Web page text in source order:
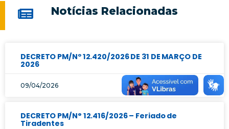
Notícias Relacionadas
DECRETO PM/Nº 12.420/2026 DE 31 DE MARÇO DE
2026
09/04/2026
DECRETO PM/N° 12.416/2026 – Feriado de
Tiradentes